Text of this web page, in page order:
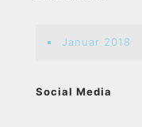
Januar 2018
Social Media